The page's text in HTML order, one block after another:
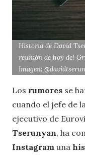
Historia de David
reunión de hoy del
Imagen:
Los rumores se
cuando el jefe de
ejecutivo de
Tserunyan, ha
Instagram una